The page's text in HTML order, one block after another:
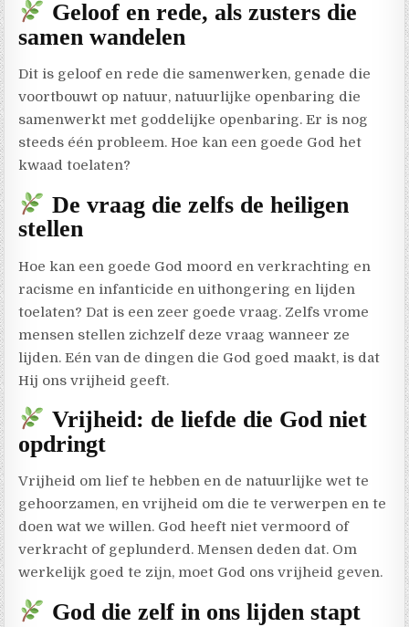
Geloof en rede, als zusters die
samen wandelen
Dit is geloof en rede die samenwerken, genade die
voortbouwt op natuur, natuurlijke openbaring die
samenwerkt met goddelijke openbaring. Er is nog
steeds één probleem. Hoe kan een goede God het
kwaad toelaten?
De vraag die zelfs de heiligen
stellen
Hoe kan een goede God moord en verkrachting en
racisme en infanticide en uithongering en lijden
toelaten? Dat is een zeer goede vraag. Zelfs vrome
mensen stellen zichzelf deze vraag wanneer ze
lijden. Eén van de dingen die God goed maakt, is dat
Hij ons vrijheid geeft.
Vrijheid: de liefde die God niet
opdringt
Vrijheid om lief te hebben en de natuurlijke wet te
gehoorzamen, en vrijheid om die te verwerpen en te
doen wat we willen. God heeft niet vermoord of
verkracht of geplunderd. Mensen deden dat. Om
werkelijk goed te zijn, moet God ons vrijheid geven.
God die zelf in ons lijden stapt